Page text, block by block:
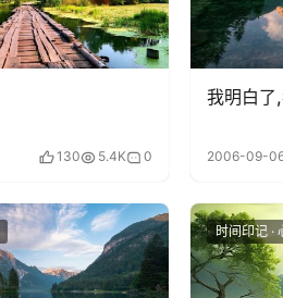
130 5.4K 0
我明白了
2006-09-
时间印记 ·